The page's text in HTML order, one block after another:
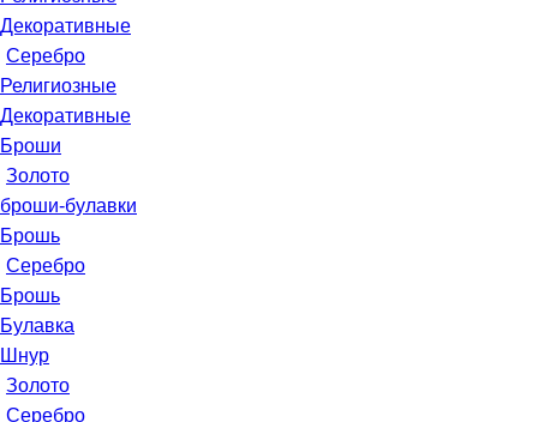
Декоративные
Серебро
Религиозные
Декоративные
Броши
Золото
броши-булавки
Брошь
Серебро
Брошь
Булавка
Шнур
Золото
Серебро